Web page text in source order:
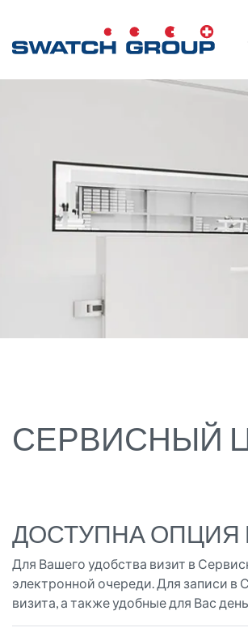
main
СЕРВИСНЫЙ
ДОСТУПНА ОПЦИЯ
Для Вашего удобства визит в
электронной очереди. Для записи в
визита, а также удобные для Вас